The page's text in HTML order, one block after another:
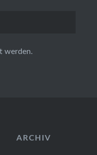
werden.
ARCHIV